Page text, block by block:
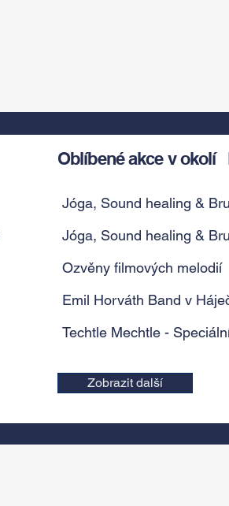
Oblíbené akce v okolí
Jóga, Sound healing &
Jóga, Sound healing &
Ozvěny filmových melodií
Emil Horváth Band v
Techtle Mechtle -
Zobrazit další